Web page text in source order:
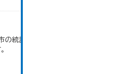
の統計「14-5 中学校の状況」